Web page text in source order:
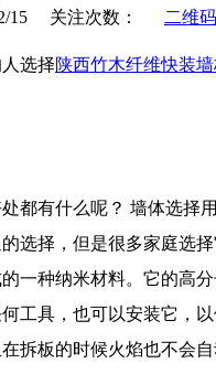
15 关注次数：
二维
选择陕西竹木纤维快装墙
都有什么呢？ 墙体选择
选择，但是很多家庭选
一种纳米材料。它的高
工具，也可以安装它，
拆板的时候火焰也不会自